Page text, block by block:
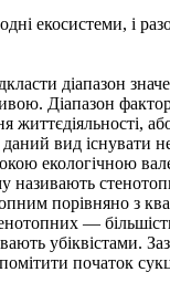
екосистеми, і
діапазон
Діапазон
даний вид існувати
екологічною
називають
порівняно з
—
убіквістами.
початок